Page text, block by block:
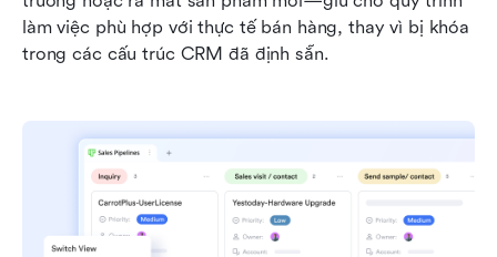
làm việc phù hợp với thực tế bán hàng, thay vì bị khóa
trong các cấu trúc CRM đã định sẵn.